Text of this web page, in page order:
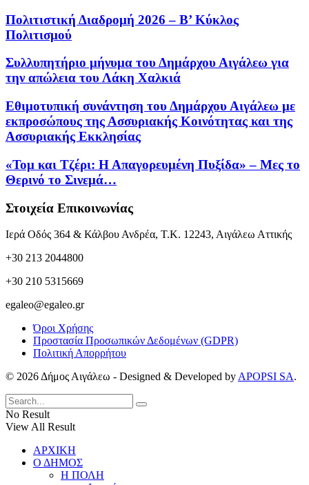
Πολιτιστική Διαδρομή 2026 – Β’ Κύκλος
Πολιτισμού
Συλλυπητήριο μήνυμα του Δημάρχου Αιγάλεω για
την απώλεια του Λάκη Χαλκιά
Εθιμοτυπική συνάντηση του Δημάρχου Αιγάλεω με
εκπροσώπους της Ασσυριακής Κοινότητας και της
Ασσυριακής Εκκλησίας
«Τομ και Τζέρι: Η Απαγορευμένη Πυξίδα» – Μες το
Θερινό το Σινεμά…
Στοιχεία Επικοινωνίας
Ιερά Οδός 364 & Κάλβου Ανδρέα, Τ.Κ. 12243, Αιγάλεω Αττικής
+30 213 2044800
+30 210 5315669
egaleo@egaleo.gr
Όροι Χρήσης
Προστασία Προσωπικών Δεδομένων (GDPR)
Πολιτική Απορρήτου
© 2026 Δήμος Αιγάλεω - Designed & Developed by APOPSI SA.
No Result
View All Result
ΑΡΧΙΚΗ
Ο ΔΗΜΟΣ
Η ΠΟΛΗ